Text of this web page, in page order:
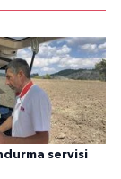
servisi